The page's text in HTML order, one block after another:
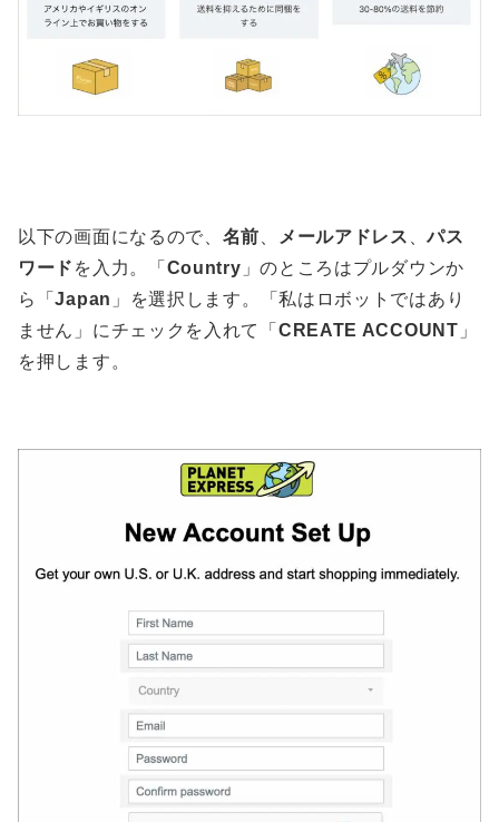
以下の画面になるので、 名前 メールアドレス 、パス
ワード を入力。「 Country 」のところはプルダウンか
ら「Japan 」を選択します。「私はロボットではあり
ません」にチェックを入れて「 CREATE ACCOUNT 」
を押します。